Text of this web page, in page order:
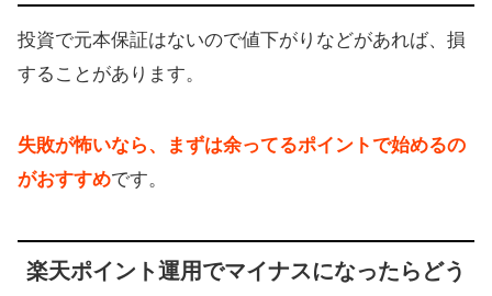
投資で元本保証はないので値下がりなどがあれば、損
することがあります。
失敗が怖いなら、まずは余ってるポイントで始めるの
がおすすめです。
楽天ポイント運用でマイナスになったらどう